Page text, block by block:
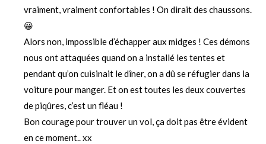
vraiment, vraiment confortables ! On dirait des chaussons.
😀
Alors non, impossible d’échapper aux midges ! Ces démons
nous ont attaquées quand on a installé les tentes et
pendant qu’on cuisinait le dîner, on a dû se réfugier dans la
voiture pour manger. Et on est toutes les deux couvertes
de piqûres, c’est un fléau !
Bon courage pour trouver un vol, ça doit pas être évident
en ce moment.. xx